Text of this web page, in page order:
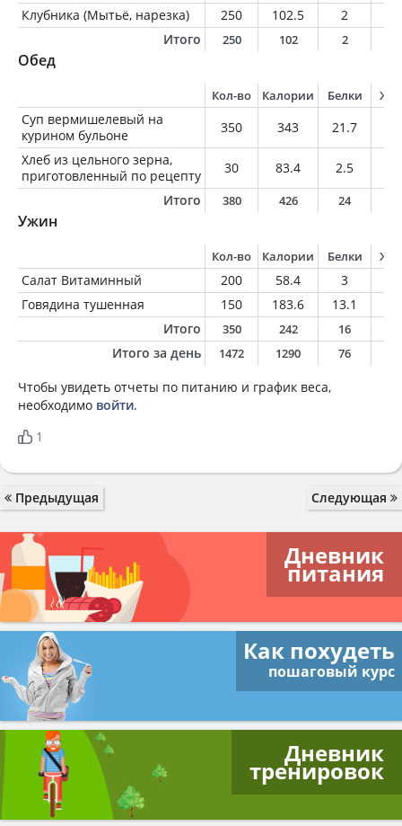
Клубника (Мытьё, нарезка) 250 102.5 2
Итого
250 102 2
Обед
Кол-во Калории Белки
Суп вермишелевый на
курином бульоне
350 343 21.7
Хлеб из цельного зерна,
приготовленный по рецепту
30 83.4 2.5
Итого
380 426 24
Ужин
Кол-во Калории Белки
Салат Витаминный 200 58.4 3
Говядина тушенная
150 183.6 13.1
Итого
350 242 16
Итого за день 1472 1290 76
Чтобы увидеть отчеты по питанию и график веса,
необходимо войти.
1
Предыдущая Следующая
Дневник
питания
Как похудеть
пошаговый курс
Дневник
тренировок